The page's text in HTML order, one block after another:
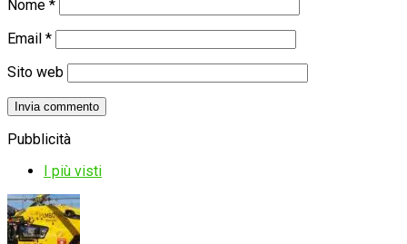
Nome *
Email *
Sito web
Pubblicità
I più visti